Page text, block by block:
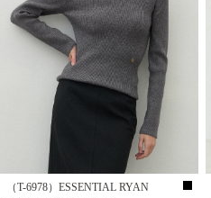
（T-6978）ESSENTIAL RYAN